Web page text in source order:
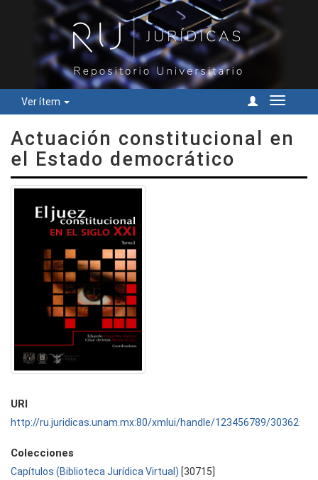
Ver ítem
Cambiar
Actuación constitucional en
el Estado democrático
URI
http://ru.juridicas.unam.mx:80/xmlui/handle/123456789/30362
Colecciones
Capítulos (Biblioteca Jurídica Virtual) [30715]